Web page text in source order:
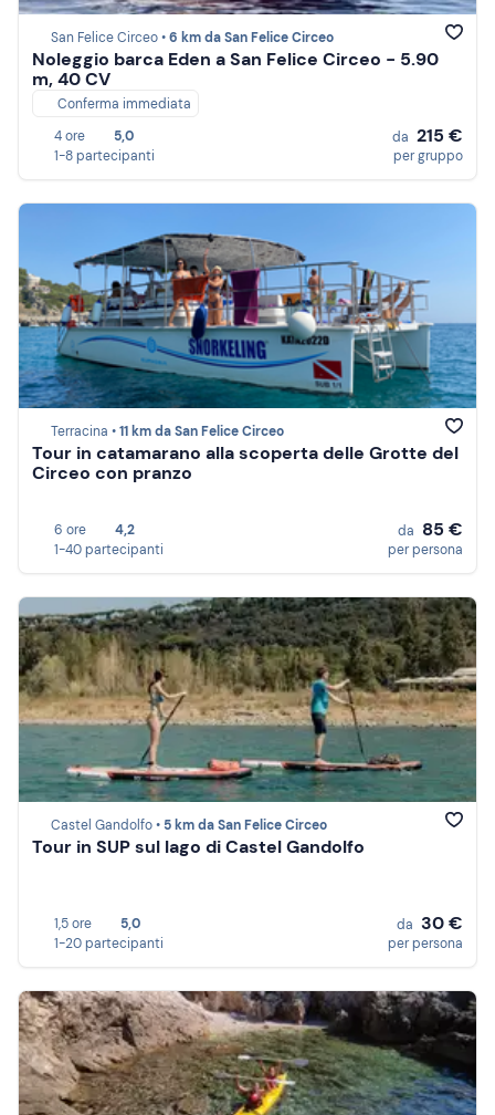
San Felice Circeo •6 km da San Felice Circeo
Noleggio barca Eden a San Felice Circeo - 5.90
m, 40 CV
Conferma immediata
4 ore
5,0
1-8 partecipanti
da 215 €
per gruppo
Terracina •11 km da San Felice Circeo
Tour in catamarano alla scoperta delle Grotte del
Circeo con pranzo
6 ore
4,2
1-40 partecipanti
da 85 €
per persona
Castel Gandolfo • 5 km da San Felice Circeo
Tour in SUP sul lago di Castel Gandolfo
1,5 ore
5,0
1-20 partecipanti
da 30 €
per persona